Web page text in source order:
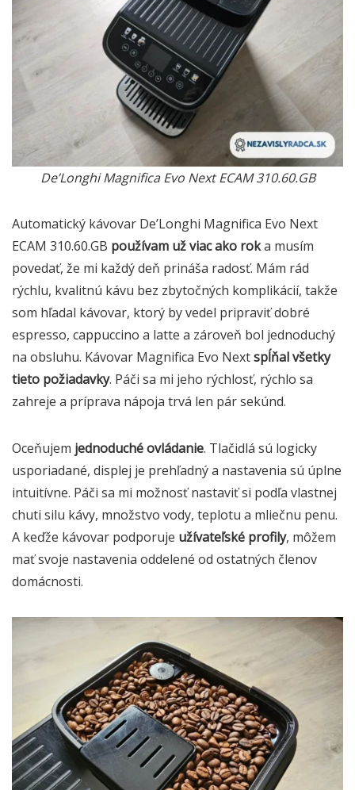
De’Longhi Magnifica Evo Next ECAM 310.60.GB
Automatický kávovar De’Longhi Magnifica Evo Next
ECAM 310.60.GB používam už viac ako roka musím
povedať, že mi každý deň prináša radosť. Mám rád
rýchlu, kvalitnú kávu bez zbytočných komplikácií, takže
som hľadal kávovar, ktorý by vedel pripraviť dobré
espresso, cappuccino a latte a zároveň bol jednoduchý
na obsluhu. Kávovar Magnifica Evo Nextspĺňal všetky
tieto požiadavky. Páči sa mi jeho rýchlosť, rýchlo sa
zahreje a príprava nápoja trvá len pár sekúnd.
Oceňujem jednoduché ovládanie. Tlačidlá sú logicky
usporiadané, displej je prehľadný a nastavenia sú úplne
intuitívne. Páči sa mi možnosť nastaviť si podľa vlastnej
chuti silu kávy, množstvo vody, teplotu a mliečnu penu.
A keďže kávovar podporuje užívateľské profily, môžem
mať svoje nastavenia oddelené od ostatných členov
domácnosti.